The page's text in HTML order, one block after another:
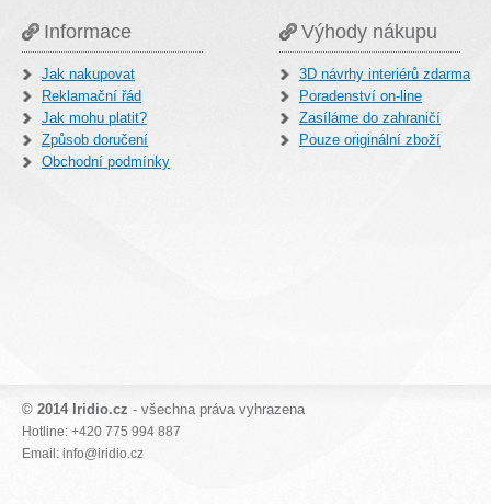
Informace
Jak nakupovat
Reklamační řád
Jak mohu platit?
Způsob doručení
Obchodní podmínky
Výhody nákupu
3D návrhy interiérů zdarma
Poradenství on-line
Zasíláme do zahraničí
Pouze originální zboží
© 2014 Iridio.cz - všechna práva vyhrazena
Hotline: +420 775 994 887
Email: info@iridio.cz